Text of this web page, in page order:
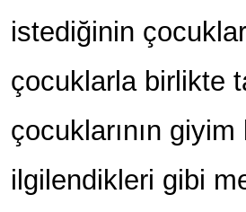
istediğinin
çocuklarla birlikte
çocuklarının
ilgilendikleri gibi